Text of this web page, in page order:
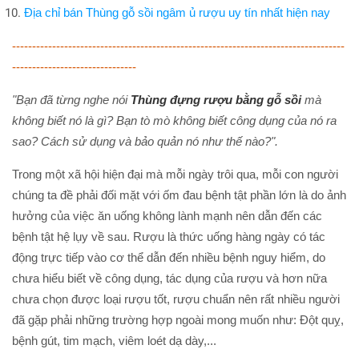
Địa chỉ bán Thùng gỗ sồi ngâm ủ rượu uy tín nhất hiện nay
-----------------------------------------------------------------------------------
-------------------------------
"Bạn đã từng nghe nói Thùng đựng rượu bằng gỗ sồimà
không biết nó là gì? Bạn tò mò không biết công dụng của nó ra
sao? Cách sử dụng và bảo quản nó như thế nào?".
Trong một xã hội hiện đại mà mỗi ngày trôi qua, mỗi con người
chúng ta đề phải đối mặt với ốm đau bệnh tật phần lớn là do ảnh
hưởng của việc ăn uống không lành mạnh nên dẫn đến các
bệnh tật hệ lụy về sau. Rượu là thức uống hàng ngày có tác
động trực tiếp vào cơ thể dẫn đến nhiều bệnh nguy hiểm, do
chưa hiểu biết về công dụng, tác dụng của rượu và hơn nữa
chưa chọn được loại rượu tốt, rượu chuẩn nên rất nhiều người
đã gặp phải những trường hợp ngoài mong muốn như: Đột quỵ,
bệnh gút, tim mạch, viêm loét dạ dày,...